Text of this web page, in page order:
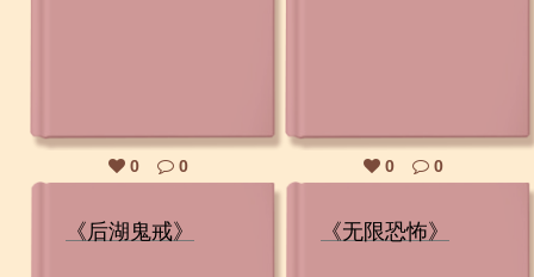
0 0 0 0
《后湖鬼戒》 《无限恐怖》